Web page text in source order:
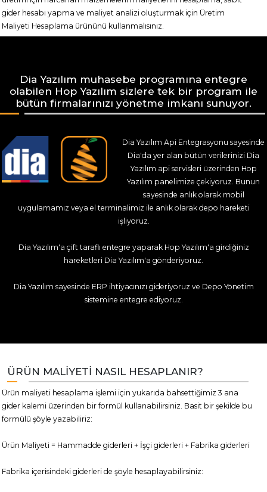
gider hesabı yapma ve maliyet analizi oluşturmak için Üretim
Maliyeti Hesaplama ürününü kullanmalısınız.
Dia Yazılım muhasebe programına entegre
olabilen Hop Yazılım sizlere tek bir program ile
bütün firmalarınızı yönetme imkanı sunuyor.
Dia Yazılım Api Entegrasyonu sayesinde
Dia'da yer alan bütün verilerinizi Dia
Yazılım api servisleri üzerinden Hop
Yazılım panelimize çekiyoruz. Bunun
sayesinde anlık olarak mobil
uygulamamız veya el terminalimiz ile anlık olarak depo hareketi
işliyoruz.
Dia Yazılım'a çift taraflı entegre yaparak Hop Yazılım'a girdiğiniz
hareketleri Dia Yazılım'a gönderiyoruz.
Dia Yazılım sayesinde ERP ihtiyacınızı gideriyoruz ve Depo Yönetim
sistemine entegre ediyoruz.
ÜRÜN MALİYETİ NASIL HESAPLANIR?
Ürün maliyeti hesaplama işlemi için yukarıda bahsettiğimiz 3 ana
gider kalemi üzerinden bir formül kullanabilirsiniz. Basit bir şekilde bu
formülü şöyle yazabiliriz:
Ürün Maliyeti = Hammadde giderleri + İşçi giderleri + Fabrika giderleri
Fabrika içerisindeki giderleri de şöyle hesaplayabilirsiniz: